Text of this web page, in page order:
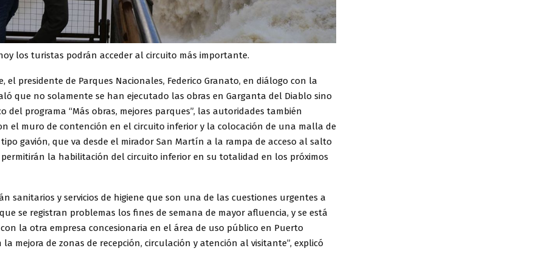
los turistas podrán acceder al circuito más importante.
el presidente de Parques Nacionales, Federico Granato, en diálogo con la
que no solamente se han ejecutado las obras en Garganta del Diablo sino
del programa “Más obras, mejores parques”, las autoridades también
el muro de contención en el circuito inferior y la colocación de una malla de
gavión, que va desde el mirador San Martín a la rampa de acceso al salto
permitirán la habilitación del circuito inferior en su totalidad en los próximos
sanitarios y servicios de higiene que son una de las cuestiones urgentes a
se registran problemas los fines de semana de mayor afluencia, y se está
la otra empresa concesionaria en el área de uso público en Puerto
la mejora de zonas de recepción, circulación y atención al visitante”, explicó